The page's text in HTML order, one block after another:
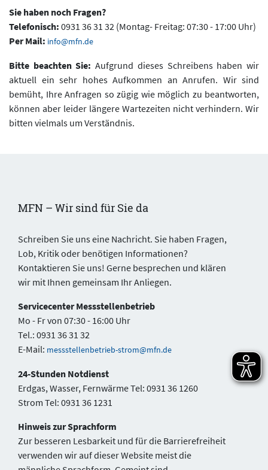
Sie haben noch Fragen?
Telefonisch: 0931 36 31 32 (Montag- Freitag: 07:30 - 17:00 Uhr)
Per Mail: info@mfn.de
Bitte beachten Sie: Aufgrund dieses Schreibens haben wir
aktuell ein sehr hohes Aufkommen an Anrufen. Wir sind
bemüht, Ihre Anfragen so zügig wie möglich zu beantworten,
können aber leider längere Wartezeiten nicht verhindern. Wir
bitten vielmals um Verständnis.
MFN – Wir sind für Sie da
Schreiben Sie uns eine Nachricht. Sie haben Fragen,
Lob, Kritik oder benötigen Informationen?
Kontaktieren Sie uns! Gerne besprechen und klären
wir mit Ihnen gemeinsam Ihr Anliegen.
Servicecenter Messstellenbetrieb
Mo - Fr von 07:30 - 16:00 Uhr
Tel.: 0931 36 31 32
E-Mail: messstellenbetrieb-strom@mfn.de
24-Stunden Notdienst
Erdgas, Wasser, Fernwärme Tel: 0931 36 1260
Strom Tel: 0931 36 1231
Hinweis zur Sprachform
Zur besseren Lesbarkeit und für die Barrierefreiheit
verwenden wir auf dieser Website meist die